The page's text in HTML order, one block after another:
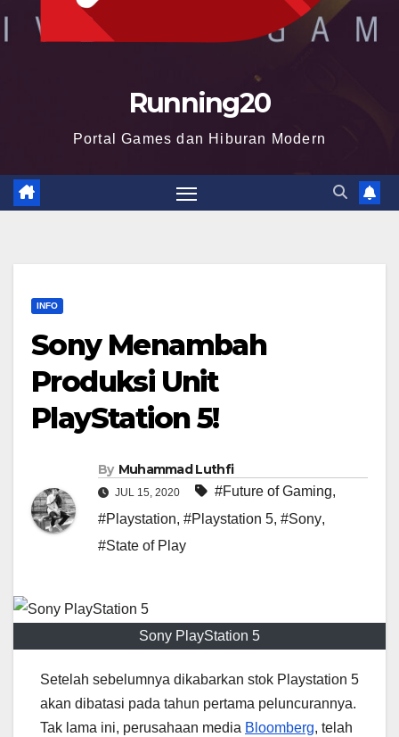
Running20
Portal Games dan Hiburan Modern
INFO
Sony Menambah
Produksi Unit
PlayStation 5!
By Muhammad Luthfi
JUL 15, 2020 #Future of Gaming,
#Playstation, #Playstation 5, #Sony,
#State of Play
Sony PlayStation 5
Setelah sebelumnya dikabarkan stok Playstation 5
akan dibatasi pada tahun pertama peluncurannya.
Tak lama ini, perusahaan media Bloomberg, telah